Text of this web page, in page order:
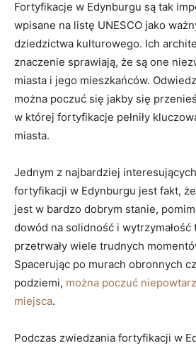
Fortyfikacje w ‍Edynburgu są tak
wpisane⁣ na listę UNESCO jako
dziedzictwa kulturowego.⁢ Ich‌
znaczenie​ sprawiają, że ​są ‌one
miasta i jego ⁤mieszkańców.
⁢można⁣ poczuć się jakby się
w której fortyfikacje ​pełniły
miasta.
Jednym z najbardziej⁣
fortyfikacji w‍ Edynburgu jest ‌fakt,
jest w bardzo‌ dobrym stanie,
dowód⁢ na solidność i
przetrwały wiele‍ trudnych
Spacerując⁤ po ​murach obronnych
podziemi, można⁣ poczuć
miejsca.
Podczas zwiedzania ⁢fortyfikacji w